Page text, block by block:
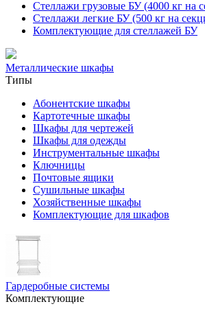
Стеллажи грузовые БУ (4000 кг на
Стеллажи легкие БУ (500 кг на
Комплектующие для стеллажей БУ
Металлические шкафы
Типы
Абонентские шкафы
Картотечные шкафы
Шкафы для чертежей
Шкафы для одежды
Инструментальные шкафы
Ключницы
Почтовые ящики
Сушильные шкафы
Хозяйственные шкафы
Комплектующие для шкафов
Гардеробные системы
Комплектующие